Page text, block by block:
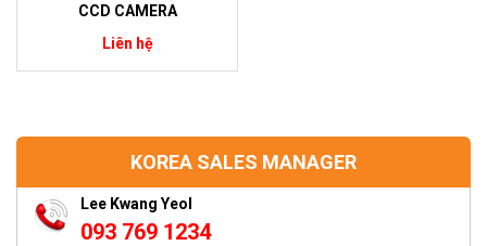
KOREA SALES MANAGER
Lee Kwang Yeol
093 769 1234
CCD CAMERA
Liên hệ